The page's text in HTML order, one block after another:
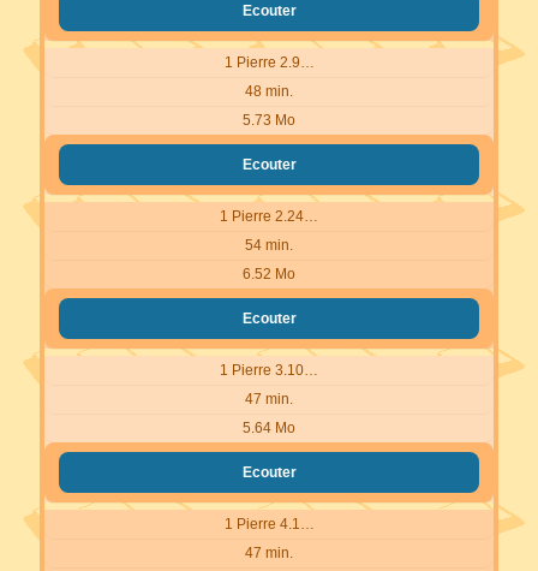
Ecouter
1 Pierre 2.9…
48 min.
5.73 Mo
Ecouter
1 Pierre 2.24…
54 min.
6.52 Mo
Ecouter
1 Pierre 3.10…
47 min.
5.64 Mo
Ecouter
1 Pierre 4.1…
47 min.